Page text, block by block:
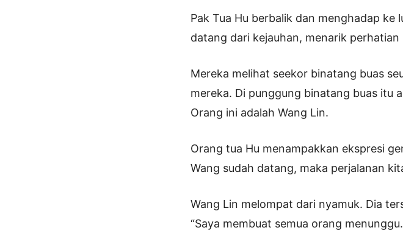
Pak Tua Hu berbalik dan menghadap
datang dari kejauhan, menarik perhatian
Mereka melihat seekor binatang buas
mereka. Di punggung binatang buas itu
Orang ini adalah Wang Lin.
Orang tua Hu menampakkan ekspresi
Wang sudah datang, maka perjalanan
Wang Lin melompat dari nyamuk. Dia
“Saya membuat semua orang